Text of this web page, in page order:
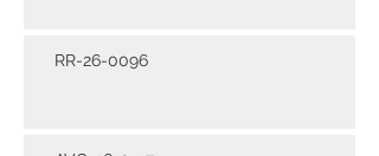
RR-26-0096